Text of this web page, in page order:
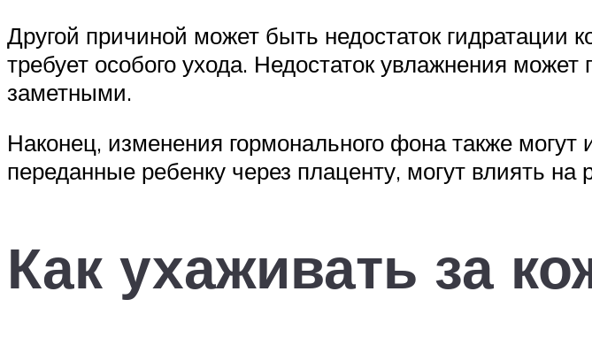
Другой причиной может быть недостаток гидратации
требует особого ухода. Недостаток увлажнения
заметными.
Наконец, изменения гормонального фона также
переданные ребенку через плаценту, могут влиять
Как ухаживать за